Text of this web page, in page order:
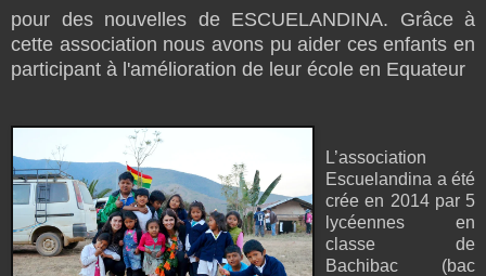
pour des nouvelles de ESCUELANDINA. Grâce à
cette association nous avons pu aider ces enfants en
participant à l'amélioration de leur école en Equateur
L’association
Escuelandina a été
crée en 2014 par 5
lycéennes en
classe de
Bachibac (bac